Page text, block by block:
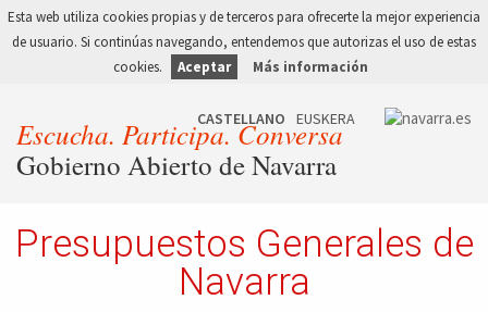
Esta web utiliza cookies propias y de terceros para ofrecerte la mejor experiencia
de usuario. Si continúas navegando, entendemos que autorizas el uso de estas
cookies.
Aceptar Más información
Escucha. Participa. Conversa
Gobierno Abierto de Navarra
Presupuestos Generales de
Navarra